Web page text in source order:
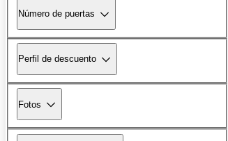
Número de puertas
Perfil de descuento
Fotos